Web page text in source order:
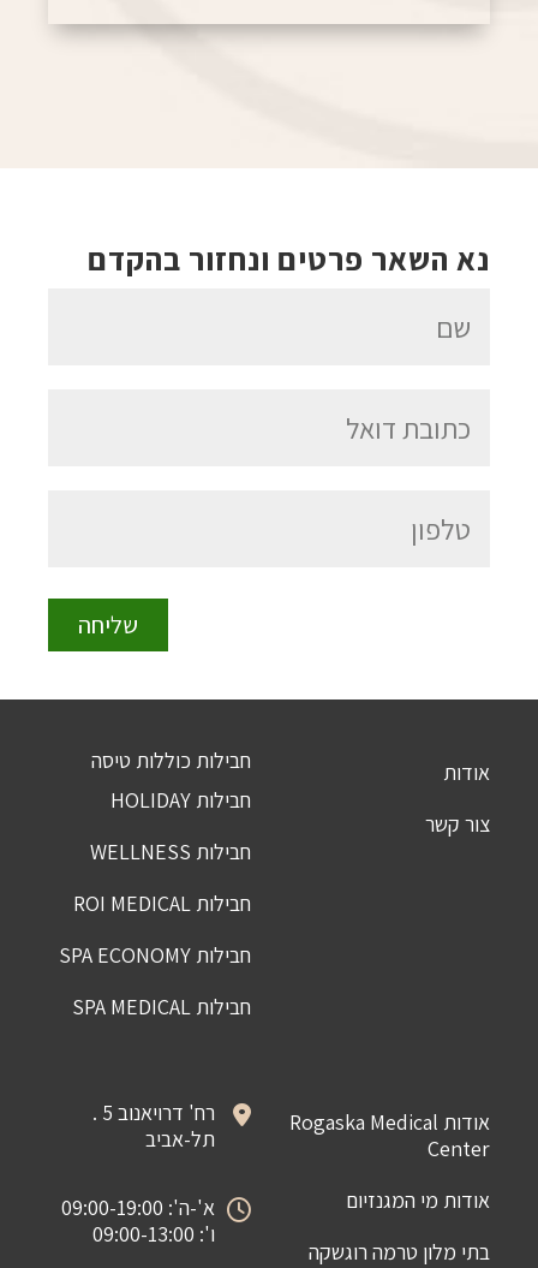
נא השאר פרטים ונחזור בהקדם
רח' דרויאנוב 5 .
תל-אביב
א'-ה': 09:00-19:00
ו': 09:00-13:00
אודות Rogaska Medical
Center
אודות מי המגנזיום
בתי מלון טרמה רוגשקה
חבילות כוללות טיסה
חבילות HOLIDAY
חבילות WELLNESS
חבילות ROI MEDICAL
חבילות SPA ECONOMY
חבילות SPA MEDICAL
אודות
צור קשר